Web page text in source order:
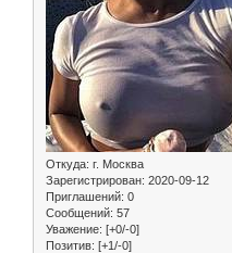
Откуда: г. Москва
Зарегистрирован: 2020-09-12
Приглашений: 0
Сообщений: 57
Уважение: [+0/-0]
Позитив: [+1/-0]